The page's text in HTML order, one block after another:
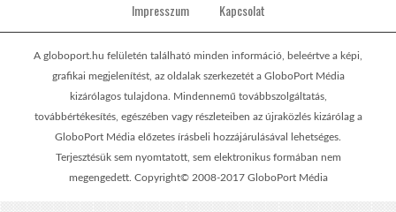
Impresszum Kapcsolat
A globoport.hu felületén található minden információ, beleértve a képi,
grafikai megjelenítést, az oldalak szerkezetét a GloboPort Média
kizárólagos tulajdona. Mindennemű továbbszolgáltatás,
továbbértékesítés, egészében vagy részleteiben az újraközlés kizárólag a
GloboPort Média előzetes írásbeli hozzájárulásával lehetséges.
Terjesztésük sem nyomtatott, sem elektronikus formában nem
megengedett. Copyright© 2008-2017 GloboPort Média